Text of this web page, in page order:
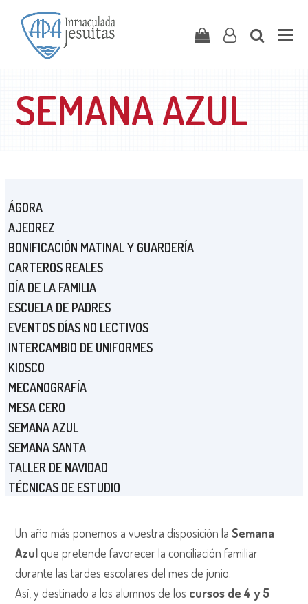
Carritouser-search
SEMANA AZUL
ÁGORA
AJEDREZ
BONIFICACIÓN MATINAL Y GUARDERÍA
CARTEROS REALES
DÍA DE LA FAMILIA
ESCUELA DE PADRES
EVENTOS DÍAS NO LECTIVOS
INTERCAMBIO DE UNIFORMES
KIOSCO
MECANOGRAFÍA
MESA CERO
SEMANA AZUL
SEMANA SANTA
TALLER DE NAVIDAD
TÉCNICAS DE ESTUDIO
Un año más ponemos a vuestra disposición laSemana
Azulque pretende favorecer la conciliación familiar
durante las tardes escolares del mes de junio.
Así, y destinado a los alumnos de los cursos de 4 y 5